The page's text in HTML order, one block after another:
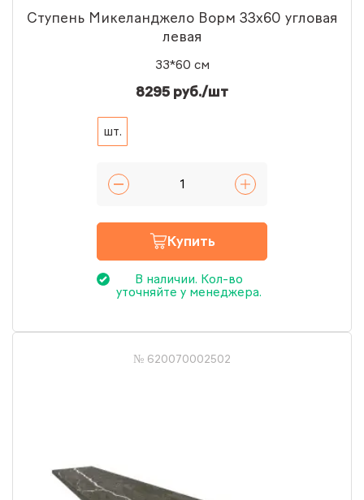
Ступень Микеланджело Ворм 33x60 угловая
левая
33*60 см
8295 руб./шт
шт.
Купить
В наличии. Кол-во
уточняйте у менеджера.
№ 620070002502